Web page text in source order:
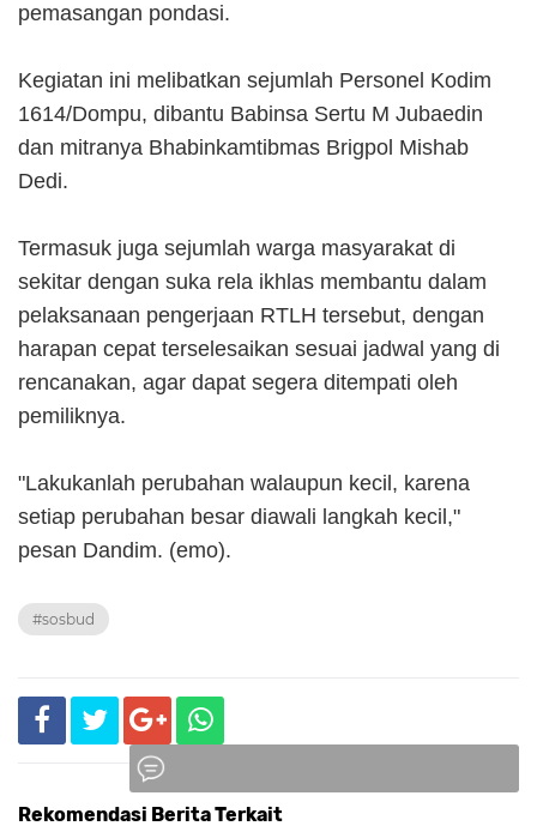
pemasangan pondasi.
Kegiatan ini melibatkan sejumlah Personel Kodim
1614/Dompu, dibantu Babinsa Sertu M Jubaedin
dan mitranya Bhabinkamtibmas Brigpol Mishab
Dedi.
Termasuk juga sejumlah warga masyarakat di
sekitar dengan suka rela ikhlas membantu dalam
pelaksanaan pengerjaan RTLH tersebut, dengan
harapan cepat terselesaikan sesuai jadwal yang di
rencanakan, agar dapat segera ditempati oleh
pemiliknya.
"Lakukanlah perubahan walaupun kecil, karena
setiap perubahan besar diawali langkah kecil,"
pesan Dandim. (emo).
#sosbud
Rekomendasi Berita Terkait